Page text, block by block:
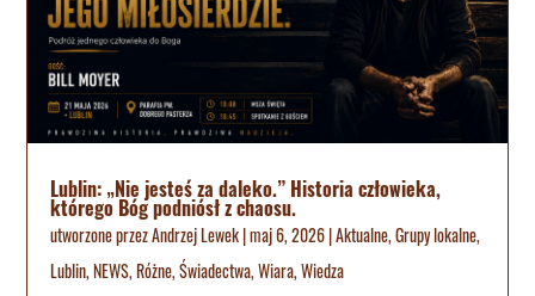
Lublin: „Nie jesteś za daleko.” Historia człowieka,
którego Bóg podniósł z chaosu.
utworzone przezAndrzej Lewek|maj 6, 2026|Aktualne,Grupy lokalne,
Lublin,NEWS,Różne,Świadectwa,Wiara,Wiedza